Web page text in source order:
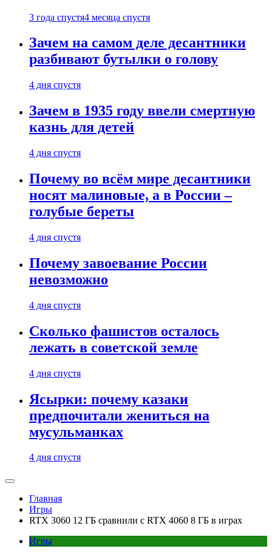
3 года спустя4 месяца спустя
Зачем на самом деле десантники
разбивают бутылки о голову
4 дня спустя
Зачем в 1935 году ввели смертную
казнь для детей
4 дня спустя
Почему во всём мире десантники
носят малиновые, а в России –
голубые береты
4 дня спустя
Почему завоевание России
невозможно
4 дня спустя
Сколько фашистов осталось
лежать в советской земле
4 дня спустя
Ясырки: почему казаки
предпочитали жениться на
мусульманках
4 дня спустя
Главная
Игры
RTX 3060 12 ГБ сравнили с RTX 4060 8 ГБ в играх
Игры